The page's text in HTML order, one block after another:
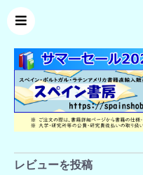
レビューを投稿